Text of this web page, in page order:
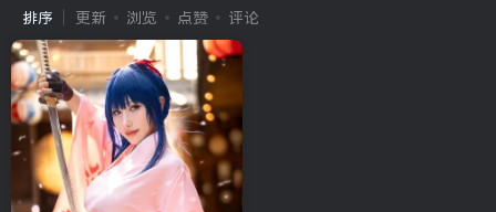
排序 更新 浏览 点赞 评论